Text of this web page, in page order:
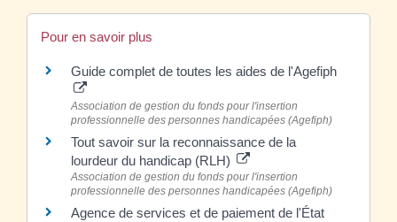
Pour en savoir plus
Guide complet de toutes les aides de l'Agefiph
Association de gestion du fonds pour l'insertion
professionnelle des personnes handicapées (Agefiph)
Tout savoir sur la reconnaissance de la
lourdeur du handicap (RLH)
Association de gestion du fonds pour l'insertion
professionnelle des personnes handicapées (Agefiph)
Agence de services et de paiement de l'État